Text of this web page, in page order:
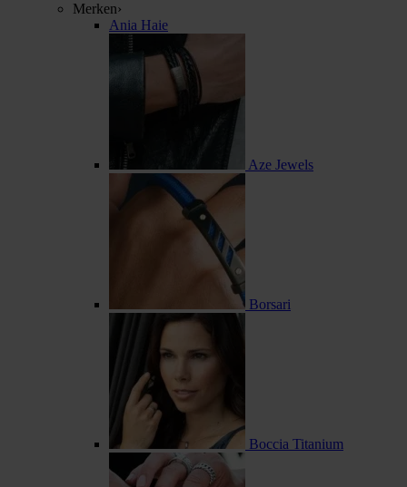
Merken›
Ania Haie
Aze Jewels
Borsari
Boccia Titanium